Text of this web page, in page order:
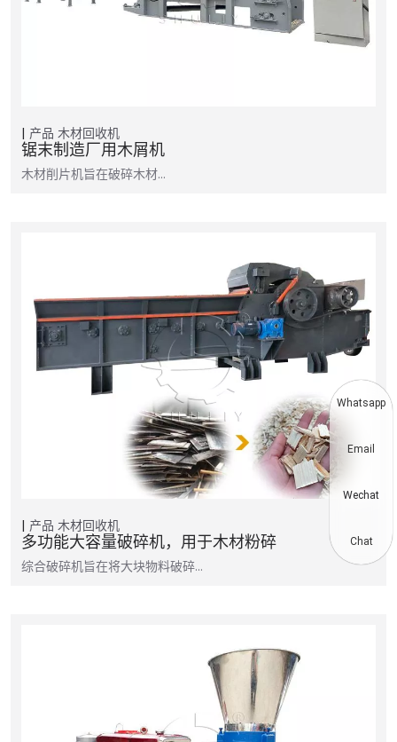
产品 木材回收机
锯末制造厂用木屑机
木材削片机旨在破碎木材…
产品 木材回收机
多功能大容量破碎机，用于木材粉碎
综合破碎机旨在将大块物料破碎…
Whatsapp
Email
Wechat
Chat